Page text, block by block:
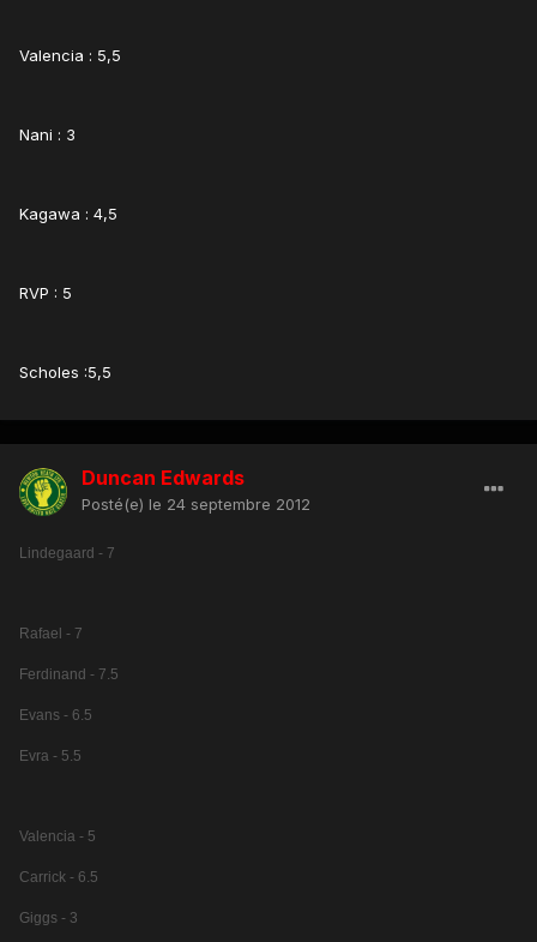
Valencia : 5,5
Nani : 3
Kagawa : 4,5
RVP : 5
Scholes :5,5
Duncan Edwards
Posté(e) le 24 septembre 2012
Lindegaard - 7
Rafael - 7
Ferdinand - 7.5
Evans - 6.5
Evra - 5.5
Valencia - 5
Carrick - 6.5
Giggs - 3